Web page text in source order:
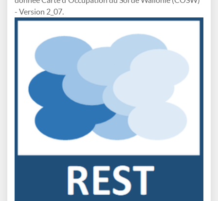
- Version 2_07.